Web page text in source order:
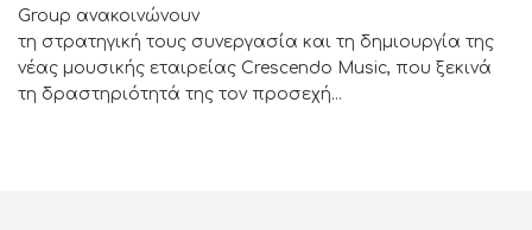
Group ανακοινώνουν
τη στρατηγική τους συνεργασία και τη δημιουργία της
νέας μουσικής εταιρείας Crescendo Music, που ξεκινά
τη δραστηριότητά της τον προσεχή...